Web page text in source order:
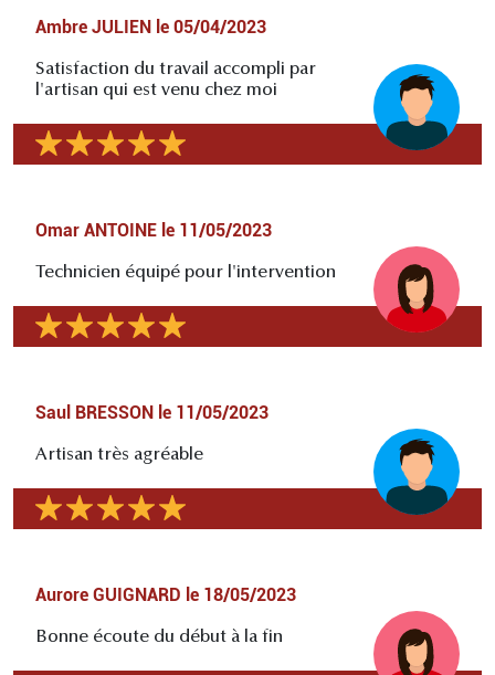
Ambre JULIEN le 05/04/2023
Satisfaction du travail accompli par
l'artisan qui est venu chez moi
Omar ANTOINE le 11/05/2023
Technicien équipé pour l'intervention
Saul BRESSON le 11/05/2023
Artisan très agréable
Aurore GUIGNARD le 18/05/2023
Bonne écoute du début à la fin